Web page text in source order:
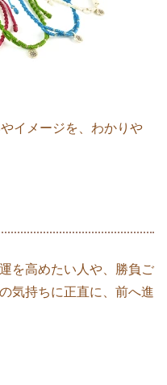
イメージを、わかりや
を高めたい人や、勝負ご
気持ちに正直に、前へ進